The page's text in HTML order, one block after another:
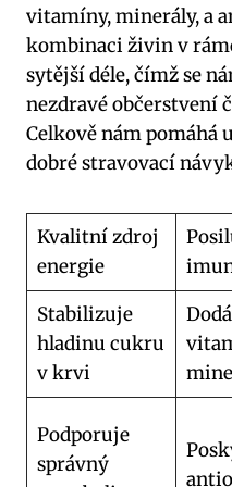
vitamíny, minerály, a
kombinaci živin v
sytější déle, čímž se
nezdravé občerstvení
Celkově nám pomáhá
dobré stravovací
Kvalitní zdroj
energie
Stabilizuje
hladinu cukru
v krvi
Podporuje
správný